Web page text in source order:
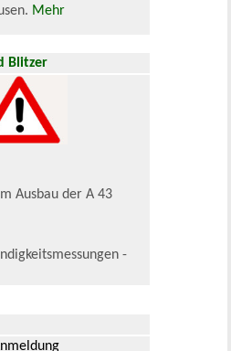
Mehr
Blitzer
Ausbau der A 43
-